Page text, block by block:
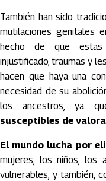
También han sido
mutilaciones genitales
hecho de que estas
injustificado, traumas y
hacen que haya una
necesidad de su
los ancestros, ya
susceptibles de
El mundo lucha por
mujeres, los niños, los
vulnerables, y también,